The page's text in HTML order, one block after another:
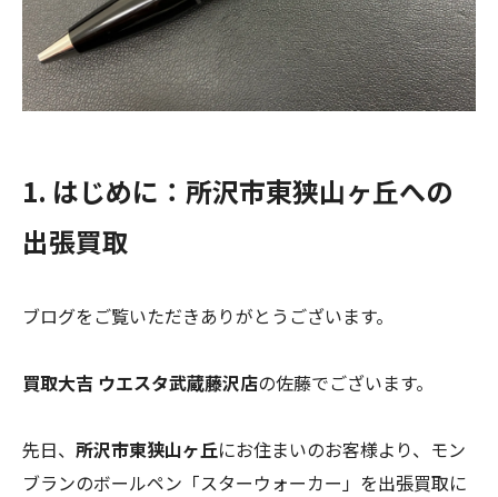
1. はじめに：所沢市東狭山ヶ丘への
出張買取
ブログをご覧いただきありがとうございます。
買取大吉 ウエスタ武蔵藤沢店の佐藤でございます。
先日、 所沢市東狭山ヶ丘にお住まいのお客様より、モン
ブランのボールペン「スターウォーカー」を出張買取に